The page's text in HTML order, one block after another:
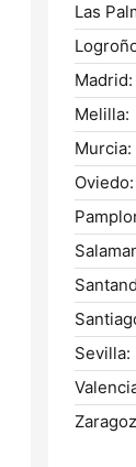
Las
Madrid:
Melilla:
Murcia:
Oviedo:
Sevilla: